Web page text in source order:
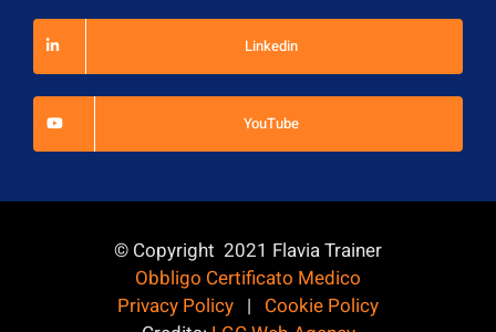
Linkedin
YouTube
© Copyright 2021 Flavia Trainer
Obbligo Certificato Medico
Privacy Policy | Cookie Policy